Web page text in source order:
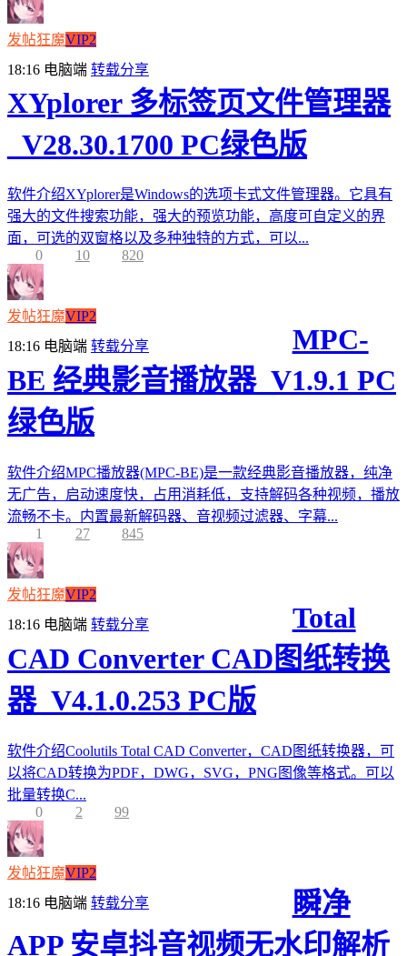
发帖狂魔VIP2
18:16 电脑端 转载分享
XYplorer 多标签页文件管理器
_V28.30.1700 PC绿色版
软件介绍XYplorer是Windows的选项卡式文件管理器。它具有
强大的文件搜索功能，强大的预览功能，高度可自定义的界
面，可选的双窗格以及多种独特的方式，可以...
0
10 820
发帖狂魔VIP2
18:16 电脑端 转载分享
MPC-
BE 经典影音播放器_V1.9.1 PC
绿色版
软件介绍MPC播放器(MPC-BE)是一款经典影音播放器，纯净
无广告，启动速度快，占用消耗低，支持解码各种视频，播放
流畅不卡。内置最新解码器、音视频过滤器、字幕...
1
27 845
发帖狂魔VIP2
18:16 电脑端 转载分享
Total
CAD Converter CAD图纸转换
器_V4.1.0.253 PC版
软件介绍Coolutils Total CAD Converter，CAD图纸转换器，可
以将CAD转换为PDF，DWG，SVG，PNG图像等格式。可以
批量转换C...
0
2 99
发帖狂魔VIP2
18:16 电脑端 转载分享
瞬净
APP 安卓抖音视频无水印解析